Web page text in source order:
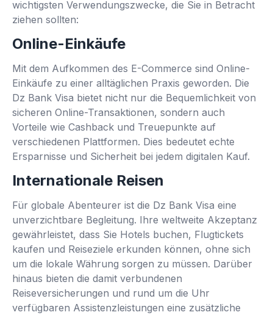
wichtigsten Verwendungszwecke, die Sie in Betracht
ziehen sollten:
Online-Einkäufe
Mit dem Aufkommen des E-Commerce sind Online-
Einkäufe zu einer alltäglichen Praxis geworden. Die
Dz Bank Visa bietet nicht nur die Bequemlichkeit von
sicheren Online-Transaktionen, sondern auch
Vorteile wie Cashback und Treuepunkte auf
verschiedenen Plattformen. Dies bedeutet echte
Ersparnisse und Sicherheit bei jedem digitalen Kauf.
Internationale Reisen
Für globale Abenteurer ist die Dz Bank Visa eine
unverzichtbare Begleitung. Ihre weltweite Akzeptanz
gewährleistet, dass Sie Hotels buchen, Flugtickets
kaufen und Reiseziele erkunden können, ohne sich
um die lokale Währung sorgen zu müssen. Darüber
hinaus bieten die damit verbundenen
Reiseversicherungen und rund um die Uhr
verfügbaren Assistenzleistungen eine zusätzliche